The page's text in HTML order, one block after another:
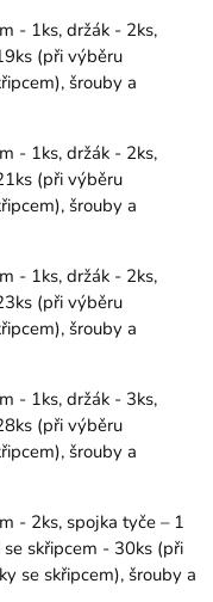
- 1ks, držák - 2ks,
(při výběru
šrouby a
- 1ks, držák - 2ks,
(při výběru
šrouby a
- 1ks, držák - 2ks,
(při výběru
šrouby a
- 1ks, držák - 3ks,
(při výběru
šrouby a
- 2ks, spojka tyče – 1
se skřipcem - 30ks (při
se skřipcem), šrouby a